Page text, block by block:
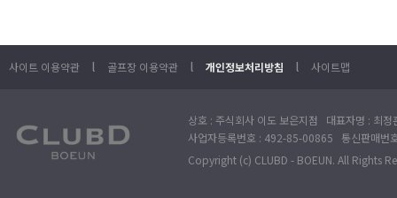
사이트 이용약관 l 골프장 이용약관 l 개인정보처리방침 l 사이트맵
상호 : 주식회사 이도 보은지점 대표자명 : 최
사업자등록번호 : 492-85-00865 통신판매
Copyright (c) CLUBD - BOEUN. All Rights